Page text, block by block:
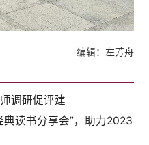
编辑：左芳舟
调研促评建
典读书分享会”，助力2023